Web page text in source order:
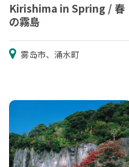
Kirishima in Spring / 春
の霧島
雾岛市、涌水町